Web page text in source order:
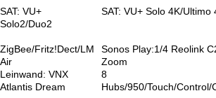
SAT: VU+
Solo2/Duo2
SAT: VU+ Solo 4K/Ultimo
ZigBee/Fritz!Dect/LM
Air
Sonos Play:1/4 Reolink
Zoom
Leinwand: VNX
Atlantis Dream
8
Hubs/950/Touch/Control/